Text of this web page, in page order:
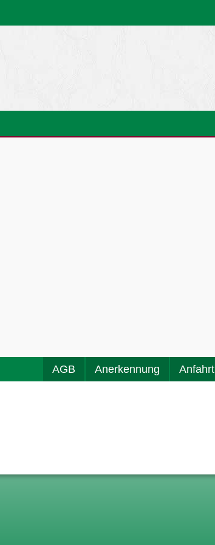
AGB Anerkennung Anfahrt